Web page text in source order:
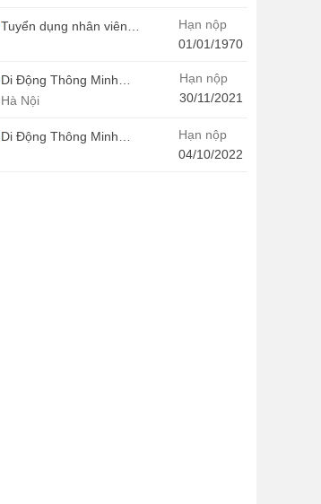
Tuyển dụng nhân viên
Hạn nộp
01/01/1970
Di Động Thông Minh
Tuyển Dụng
CONTENT WIRITER
Hà Nội
Hạn nộp
30/11/2021
Di Động Thông Minh
Hạn nộp
04/10/2022